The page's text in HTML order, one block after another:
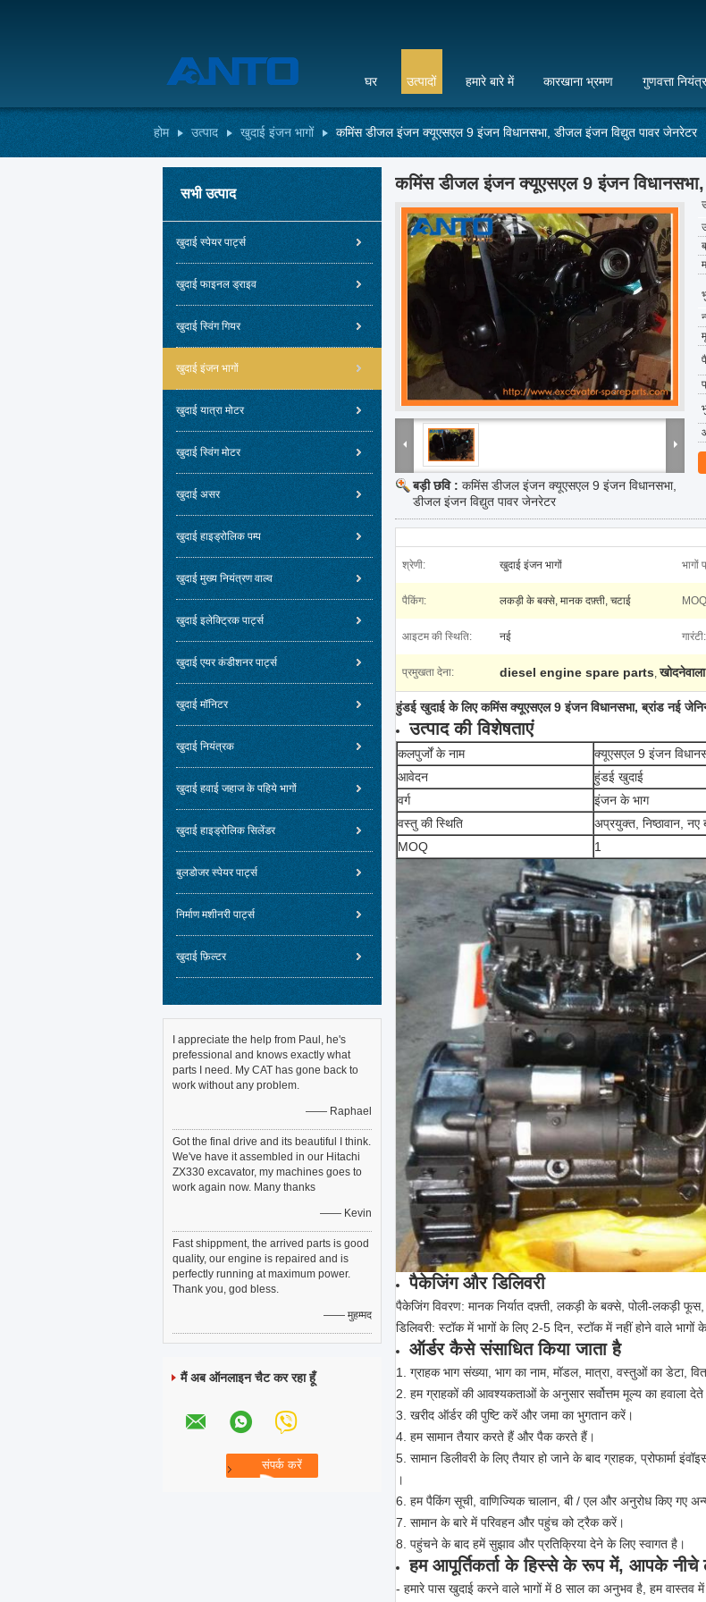
घर उत्पादों हमारे बारे में कारखाना भ्रमण गुणवत्ता
होम उत्पाद खुदाई इंजन भागों कमिंस डीजल इंजन क्यूएसएल 9 इंजन विधानसभा, डीजल इंजन विद्युत पावर जेनरेटर
सभी उत्पाद
खुदाई स्पेयर पार्ट्स
खुदाई फाइनल ड्राइव
खुदाई स्विंग गियर
खुदाई इंजन भागों
खुदाई यात्रा मोटर
खुदाई स्विंग मोटर
खुदाई असर
खुदाई हाइड्रोलिक पम्प
खुदाई मुख्य नियंत्रण वाल्व
खुदाई इलेक्ट्रिक पार्ट्स
खुदाई एयर कंडीशनर पार्ट्स
खुदाई मॉनिटर
खुदाई नियंत्रक
खुदाई हवाई जहाज के पहिये भागों
खुदाई हाइड्रोलिक सिलेंडर
बुलडोजर स्पेयर पार्ट्स
निर्माण मशीनरी पार्ट्स
खुदाई फ़िल्टर
I appreciate the help from Paul, he's
prefessional and knows exactly what
parts I need. My CAT has gone back to
work without any problem.
—— Raphael
Got the final drive and its beautiful I think.
We've have it assembled in our Hitachi
ZX330 excavator, my machines goes to
work again now. Many thanks
—— Kevin
Fast shippment, the arrived parts is good
quality, our engine is repaired and is
perfectly running at maximum power.
Thank you, god bless.
—— मुहम्मद
मैं अब ऑनलाइन चैट कर रहा हूँ
कमिंस डीजल इंजन क्यूएसएल 9 इंजन विधानसभा,
बड़ी छवि : कमिंस डीजल इंजन क्यूएसएल 9 इंजन विधानसभा,
डीजल इंजन विद्युत पावर जेनरेटर
श्रेणी: खुदाई इंजन भागों भागों
पैकिंग: लकड़ी के बक्से, मानक दफ़्ती, चटाई
आइटम की स्थिति: नई गारंटी:
प्रमुखता देना: diesel engine spare parts,
हुंडई खुदाई के लिए कमिंस क्यूएसएल 9 इंजन विधानसभा, ब्रांड नई
उत्पाद की विशेषताएं
कलपुर्जों के नाम
क्यूएसएल 9 इंजन
आवेदन
हुंडई खुदाई
वर्ग
इंजन के भाग
वस्तु की स्थिति
अप्रयुक्त, निष्ठावान, नए
MOQ
1
पैकेजिंग और डिलिवरी
पैकेजिंग विवरण: मानक निर्यात दफ़्ती, लकड़ी के बक्से, पोली-लकड़ी
डिलिवरी: स्टॉक में भागों के लिए 2-5 दिन, स्टॉक में नहीं होने वाले भागों
ऑर्डर कैसे संसाधित किया जाता है
1. ग्राहक भाग संख्या, भाग का नाम, मॉडल, मात्रा, वस्तुओं का डेटा,
2. हम ग्राहकों की आवश्यकताओं के अनुसार सर्वोत्तम मूल्य का हवाला
3. खरीद ऑर्डर की पुष्टि करें और जमा का भुगतान करें।
4. हम सामान तैयार करते हैं और पैक करते हैं।
5. सामान डिलीवरी के लिए तैयार हो जाने के बाद ग्राहक, प्रोफार्मा
।
6. हम पैकिंग सूची, वाणिज्यिक चालान, बी / एल और अनुरोध किए गए
7. सामान के बारे में परिवहन और पहुंच को ट्रैक करें।
8. पहुंचने के बाद हमें सुझाव और प्रतिक्रिया देने के लिए स्वागत है।
हम आपूर्तिकर्ता के हिस्से के रूप में, आपके
- हमारे पास खुदाई करने वाले भागों में 8 साल का अनुभव है, हम वास्तव